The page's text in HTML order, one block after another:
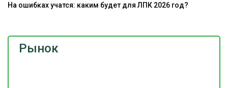
Рынок
На ошибках учатся: каким будет для ЛПК 2026 год?